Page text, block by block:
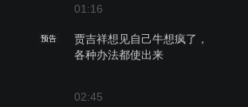
01:16
预告
贾吉祥想见自己牛想疯了，
各种办法都使出来
02:45